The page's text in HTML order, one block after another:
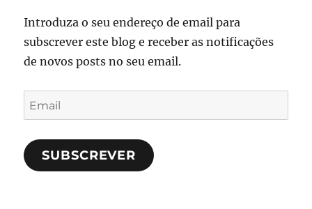
Introduza o seu endereço de email para
subscrever este blog e receber as notificações
de novos posts no seu email.
Email
SUBSCREVER